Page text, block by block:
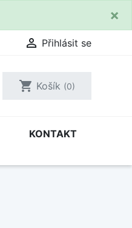
×
 Přihlásit se
shopping_cart Košík (0)
KONTAKT